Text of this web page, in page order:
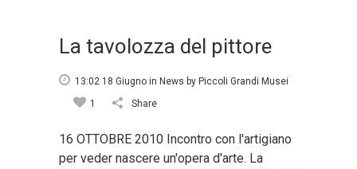
La tavolozza del pittore
13:02 18 Giugno in News by Piccoli Grandi Musei
1
Share
16 OTTOBRE 2010 Incontro con l'artigiano
per veder nascere un'opera d'arte. La